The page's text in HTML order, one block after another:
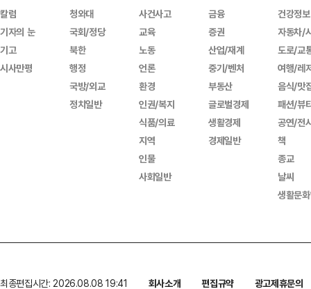
칼럼
기자의 눈
기고
시사만평
청와대
국회/정당
북한
행정
국방/외교
정치일반
사건사고
교육
노동
언론
환경
인권/복지
식품/의료
지역
인물
사회일반
금융
증권
산업/재계
중기/벤처
부동산
글로벌경제
생활경제
경제일반
건강정보
자동차/
도로/교
여행/레
음식/맛
패션/뷰
공연/전
책
종교
날씨
생활문
최종편집시간: 2026.08.08 19:41 회사소개 편집규약
광고제휴문의